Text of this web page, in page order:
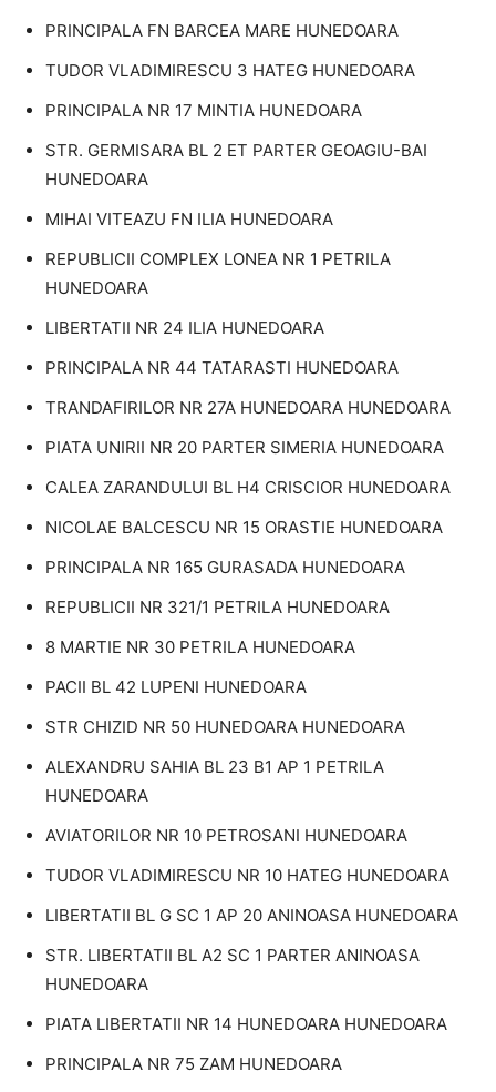
PRINCIPALA FN BARCEA MARE HUNEDOARA
TUDOR VLADIMIRESCU 3 HATEG HUNEDOARA
PRINCIPALA NR 17 MINTIA HUNEDOARA
STR. GERMISARA BL 2 ET PARTER GEOAGIU-BAI
HUNEDOARA
MIHAI VITEAZU FN ILIA HUNEDOARA
REPUBLICII COMPLEX LONEA NR 1 PETRILA
HUNEDOARA
LIBERTATII NR 24 ILIA HUNEDOARA
PRINCIPALA NR 44 TATARASTI HUNEDOARA
TRANDAFIRILOR NR 27A HUNEDOARA HUNEDOARA
PIATA UNIRII NR 20 PARTER SIMERIA HUNEDOARA
CALEA ZARANDULUI BL H4 CRISCIOR HUNEDOARA
NICOLAE BALCESCU NR 15 ORASTIE HUNEDOARA
PRINCIPALA NR 165 GURASADA HUNEDOARA
REPUBLICII NR 321/1 PETRILA HUNEDOARA
8 MARTIE NR 30 PETRILA HUNEDOARA
PACII BL 42 LUPENI HUNEDOARA
STR CHIZID NR 50 HUNEDOARA HUNEDOARA
ALEXANDRU SAHIA BL 23 B1 AP 1 PETRILA
HUNEDOARA
AVIATORILOR NR 10 PETROSANI HUNEDOARA
TUDOR VLADIMIRESCU NR 10 HATEG HUNEDOARA
LIBERTATII BL G SC 1 AP 20 ANINOASA HUNEDOARA
STR. LIBERTATII BL A2 SC 1 PARTER ANINOASA
HUNEDOARA
PIATA LIBERTATII NR 14 HUNEDOARA HUNEDOARA
PRINCIPALA NR 75 ZAM HUNEDOARA